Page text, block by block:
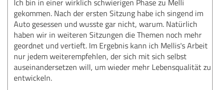
Ich bin in einer wirklich schwierigen Phase zu Melli
gekommen. Nach der ersten Sitzung habe ich singend im
Auto gesessen und wusste gar nicht, warum. Natürlich
haben wir in weiteren Sitzungen die Themen noch mehr
geordnet und vertieft. Im Ergebnis kann ich Mellis's Arbeit
nur jedem weiterempfehlen, der sich mit sich selbst
auseinandersetzen will, um wieder mehr Lebensqualität zu
entwickeln.